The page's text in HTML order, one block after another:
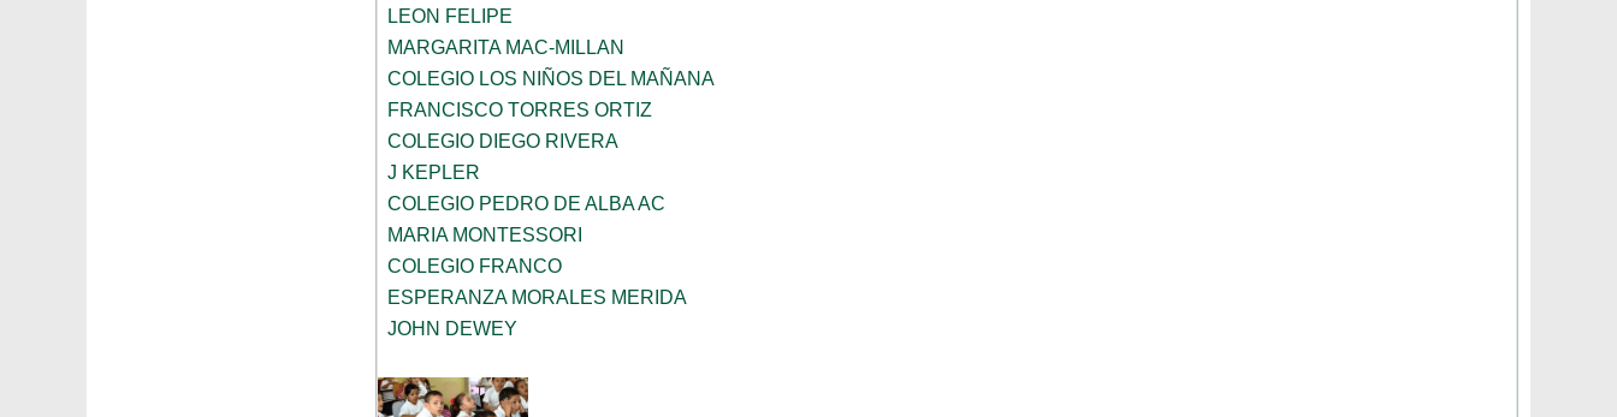
LEON FELIPE
MARGARITA MAC-MILLAN
COLEGIO LOS NIÑOS DEL MAÑANA
FRANCISCO TORRES ORTIZ
COLEGIO DIEGO RIVERA
J KEPLER
COLEGIO PEDRO DE ALBA AC
MARIA MONTESSORI
COLEGIO FRANCO
ESPERANZA MORALES MERIDA
JOHN DEWEY